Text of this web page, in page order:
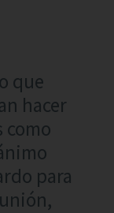
que
hacer
como
para